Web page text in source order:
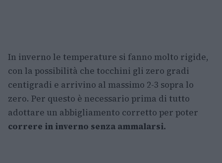
In inverno le temperature si fanno molto rigide,
con la possibilità che tocchini gli zero gradi
centigradi e arrivino al massimo 2-3 sopra lo
zero. Per questo è necessario prima di tutto
adottare un abbigliamento corretto per poter
correre in inverno senza ammalarsi.